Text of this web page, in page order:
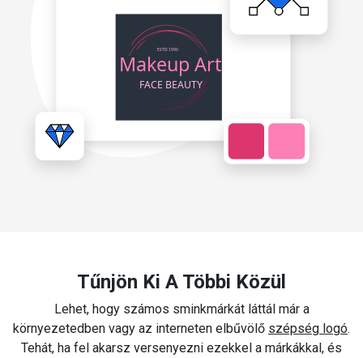
Tűnjön Ki A Többi Közül
Lehet, hogy számos sminkmárkát láttál már a
környezetedben vagy az interneten elbűvölő szépség logó.
Tehát, ha fel akarsz versenyezni ezekkel a márkákkal, és